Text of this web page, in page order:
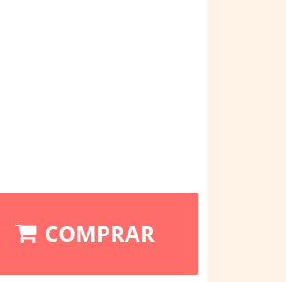
COMPRAR